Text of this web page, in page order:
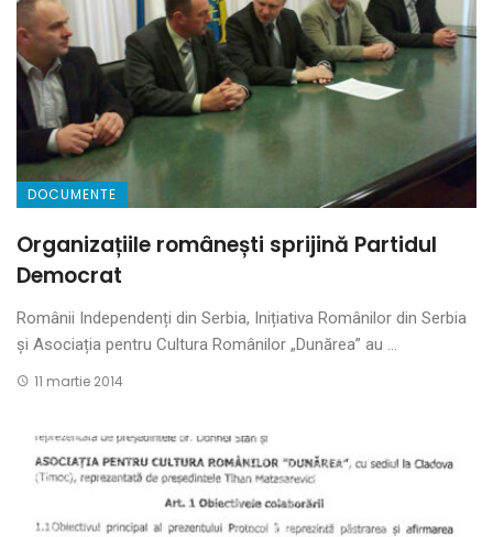
DOCUMENTE
Organizațiile românești sprijină Partidul
Democrat
Românii Independenți din Serbia, Inițiativa Românilor din Serbia
și Asociația pentru Cultura Românilor „Dunărea” au ...
11 martie 2014